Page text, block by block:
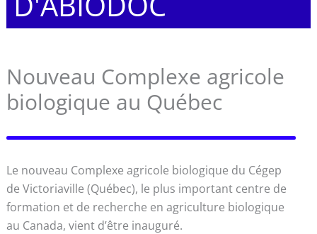
Nouveau Complexe agricole
biologique au Québec
Le nouveau Complexe agricole biologique du Cégep
de Victoriaville (Québec), le plus important centre de
formation et de recherche en agriculture biologique
au Canada, vient d’être inauguré.